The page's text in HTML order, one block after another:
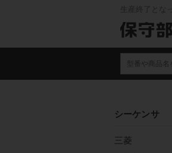
生産終了とな
シーケンサ
三菱